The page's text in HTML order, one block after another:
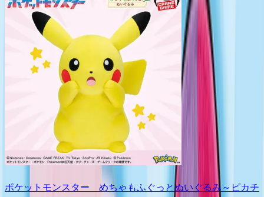
ポケットモンスター めちゃもふぐっとぬいぐるみ～ピカチ